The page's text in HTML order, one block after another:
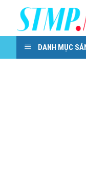
content
DANH MỤC